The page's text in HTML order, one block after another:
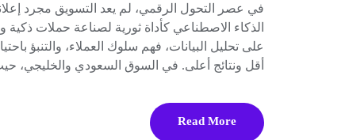
في عصر التحول الرقمي، لم يعد التسويق مجرد
الذكاء الاصطناعي كأداة ثورية لصناعة حملات
على تحليل البيانات، فهم سلوك العملاء، والتنبؤ
أقل ونتائج أعلى. في السوق السعودي والخليجي،
Read More